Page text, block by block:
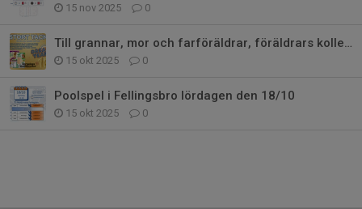
15 nov 2025 0
Till grannar, mor och farföräldrar, föräldrars kollegor mm.
15 okt 2025 0
Poolspel i Fellingsbro lördagen den 18/10
15 okt 2025 0